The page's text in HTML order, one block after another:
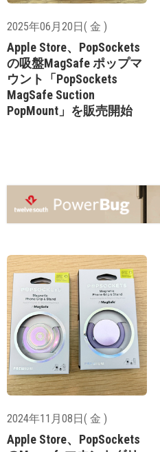
2025年06月20日( 金 )
Apple Store、PopSockets
の吸盤MagSafe ポップマ
ウント「PopSockets
MagSafe Suction
PopMount」を販売開始
2024年11月08日( 金 )
Apple Store、PopSockets